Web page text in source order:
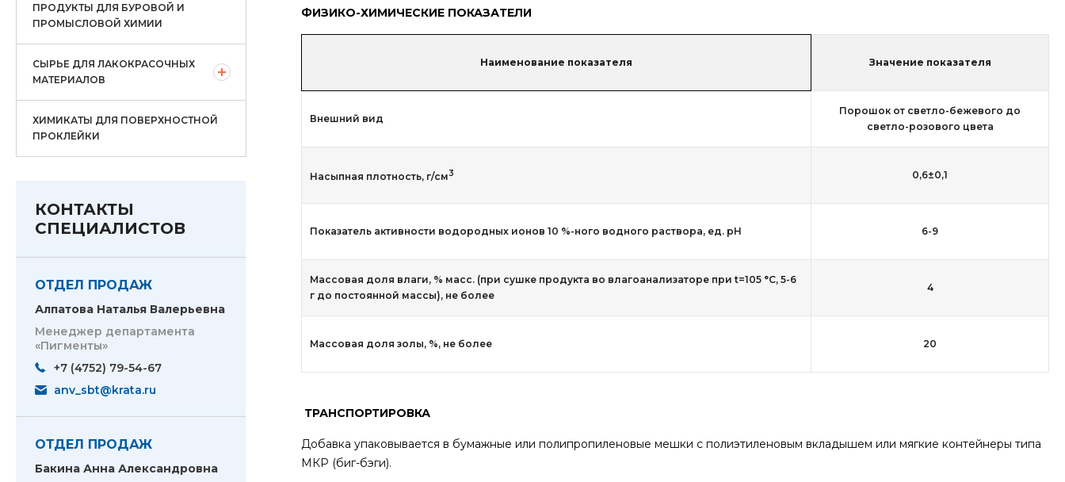
ПРОДУКТЫ ДЛЯ БУРОВОЙ И
ПРОМЫСЛОВОЙ ХИМИИ
СЫРЬЕ ДЛЯ ЛАКОКРАСОЧНЫХ
МАТЕРИАЛОВ
ХИМИКАТЫ ДЛЯ ПОВЕРХНОСТНОЙ
ПРОКЛЕЙКИ
КОНТАКТЫ
СПЕЦИАЛИСТОВ
ОТДЕЛ ПРОДАЖ
Алпатова Наталья Валерьевна
Менеджер департамента
«Пигменты»
+7 (4752) 79-54-67
anv_sbt@krata.ru
ОТДЕЛ ПРОДАЖ
Бакина Анна Александровна
ФИЗИКО-ХИМИЧЕСКИЕ ПОКАЗАТЕЛИ
Наименование показателя Значение показателя
Внешний вид
Порошок от светло-бежевого до
светло-розового цвета
Насыпная плотность, г/см3 0,6±0,1
Показатель активности водородных ионов 10 %-ного водного раствора, ед. рН 6-9
Массовая доля влаги, % масс. (при сушке продукта во влагоанализаторе при t=105 °С, 5-6
г до постоянной массы), не более
4
Массовая доля золы, %, не более 20
ТРАНСПОРТИРОВКА
Добавка упаковывается в бумажные или полипропиленовые мешки с полиэтиленовым вкладышем или мягкие контейнеры типа
МКР (биг-бэги).